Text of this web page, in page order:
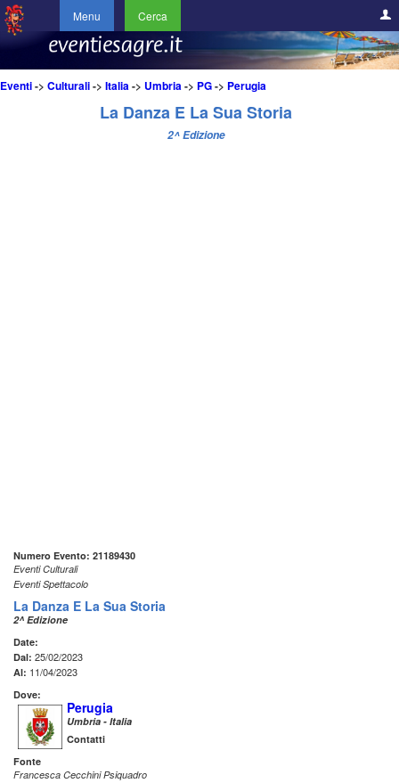
Menu Cerca
Eventi-> Culturali-> Italia-> Umbria-> PG-> Perugia
La Danza E La Sua Storia
2^ Edizione
Numero Evento: 21189430
Eventi Culturali
Eventi Spettacolo
La Danza E La Sua Storia
2^ Edizione
Date:
Dal: 25/02/2023
Al: 11/04/2023
Dove:
Perugia
Umbria - Italia
Contatti
Fonte
Francesca Cecchini Psiquadro